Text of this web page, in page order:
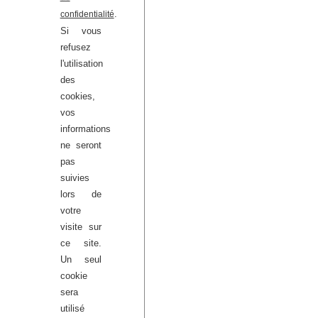
RETOUR AUX ARTISTES
confidentialité.
Si vous
refusez
l'utilisation
des
cookies,
vos
informations
ne seront
pas
suivies
lors de
votre
visite sur
ce site.
Un seul
cookie
sera
utilisé